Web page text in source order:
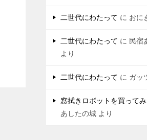
二世代にわたって に おに
二世代にわたって に 民宿
より
二世代にわたって に ガッ
窓拭きロボットを買って
あしたの城 より